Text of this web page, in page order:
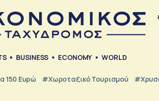
BUSINESS ECONOMY WORLD
150 Ευρώ #Χωροταξικό Τουρισμού